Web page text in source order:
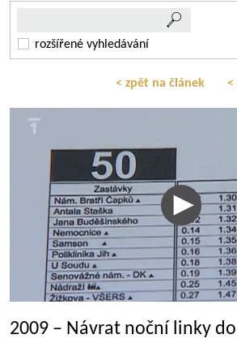
rozšířené vyhledávání
< zpět na článek <
2009 – Návrat noční linky